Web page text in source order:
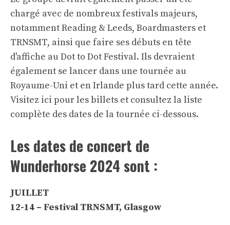
chargé avec de nombreux festivals majeurs,
notamment Reading & Leeds, Boardmasters et
TRNSMT, ainsi que faire ses débuts en tête
d'affiche au Dot to Dot Festival. Ils devraient
également se lancer dans une tournée au
Royaume-Uni et en Irlande plus tard cette année.
Visitez ici pour les billets et consultez la liste
complète des dates de la tournée ci-dessous.
Les dates de concert de
Wunderhorse 2024 sont :
JUILLET
12-14 – Festival TRNSMT, Glasgow